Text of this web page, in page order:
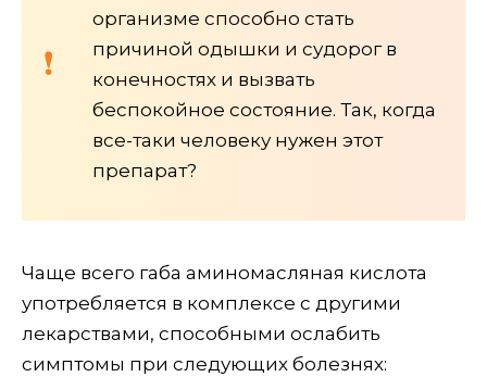
организме способно стать
причиной одышки и судорог в
конечностях и вызвать
беспокойное состояние. Так, когда
все-таки человеку нужен этот
препарат?
Чаще всего габа аминомасляная кислота
употребляется в комплексе с другими
лекарствами, способными ослабить
симптомы при следующих болезнях: